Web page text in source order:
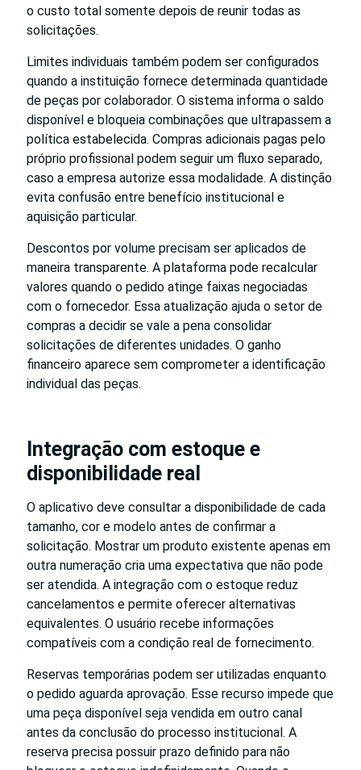
o custo total somente depois de reunir todas as
solicitações.
Limites individuais também podem ser configurados
quando a instituição fornece determinada quantidade
de peças por colaborador. O sistema informa o saldo
disponível e bloqueia combinações que ultrapassem a
política estabelecida. Compras adicionais pagas pelo
próprio profissional podem seguir um fluxo separado,
caso a empresa autorize essa modalidade. A distinção
evita confusão entre benefício institucional e
aquisição particular.
Descontos por volume precisam ser aplicados de
maneira transparente. A plataforma pode recalcular
valores quando o pedido atinge faixas negociadas
com o fornecedor. Essa atualização ajuda o setor de
compras a decidir se vale a pena consolidar
solicitações de diferentes unidades. O ganho
financeiro aparece sem comprometer a identificação
individual das peças.
Integração com estoque e
disponibilidade real
O aplicativo deve consultar a disponibilidade de cada
tamanho, cor e modelo antes de confirmar a
solicitação. Mostrar um produto existente apenas em
outra numeração cria uma expectativa que não pode
ser atendida. A integração com o estoque reduz
cancelamentos e permite oferecer alternativas
equivalentes. O usuário recebe informações
compatíveis com a condição real de fornecimento.
Reservas temporárias podem ser utilizadas enquanto
o pedido aguarda aprovação. Esse recurso impede que
uma peça disponível seja vendida em outro canal
antes da conclusão do processo institucional. A
reserva precisa possuir prazo definido para não